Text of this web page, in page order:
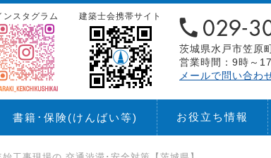
茨城県水戸市笠原
営業時間：9時～
メールで問い合わ
建築士会携帯サイト
ンスタグラム
書籍･保険(けんばい等) お役立ち情報